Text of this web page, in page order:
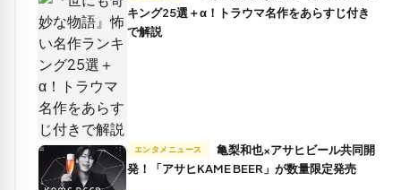
キング25選＋α！トラウマ名作をあらすじ付き
で解説
エンタメニュース
発！「アサヒKAME BEER」が数量限定発売